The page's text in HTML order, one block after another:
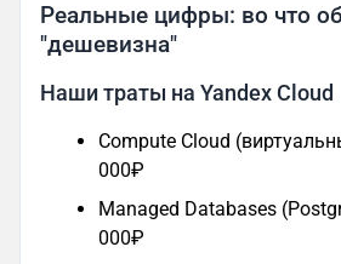
Реальные цифры: во что
"дешевизна"
Наши траты на Yandex Cloud
Compute Cloud
000₽
Managed Databases
000₽